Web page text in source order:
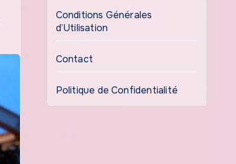
Conditions Générales
d’Utilisation
Contact
Politique de Confidentialité